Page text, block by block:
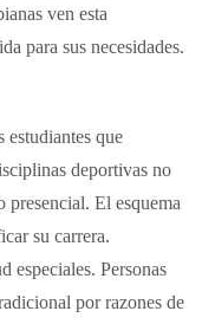
ven esta
para sus necesidades.
estudiantes que
deportivas no
presencial. El esquema
su carrera.
especiales. Personas
por razones de